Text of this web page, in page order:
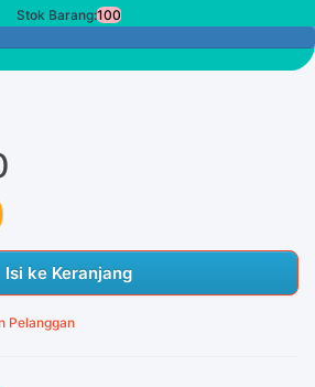
Stok Barang:100
Isi ke Keranjang
Pelanggan